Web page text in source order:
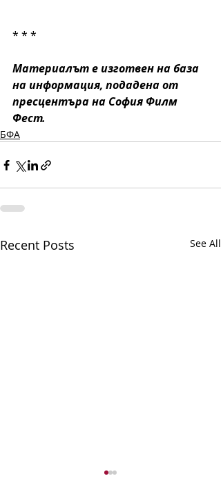
* * *
Материалът е изготвен на база
на информация, подадена от
пресцентъра на София Филм
Фест.
БФА
Recent Posts See All